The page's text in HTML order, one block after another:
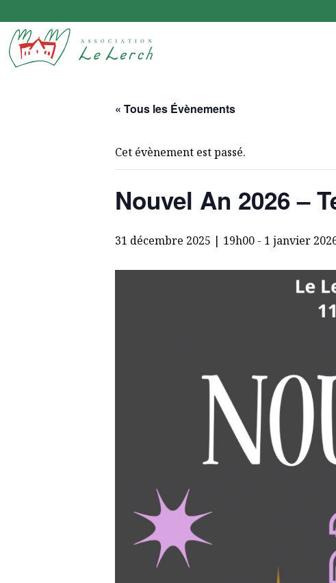
Le Lerchenberg Association à Mulhouse Dornach
« Tous les Évènements
Cet évènement est passé.
Nouvel An 2026 –
31 décembre 2025 | 19h00 - 1 janvier